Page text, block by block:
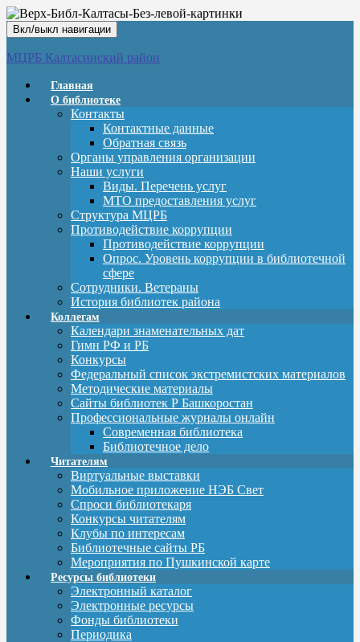
Вкл/выкл навигации
МЦРБ Калтасинский район
Главная
О библиотеке
Контакты
Контактные данные
Обратная связь
Органы управления организации
Наши услуги
Виды. Перечень услуг
МТО предоставления услуг
Структура МЦРБ
Противодействие коррупции
Противодействие коррупции
Опрос. Уровень коррупции в библиотечной
сфере
Сотрудники. Ветераны
История библиотек района
Коллегам
Календари знаменательных дат
Гимн РФ и РБ
Конкурсы
Федеральный список экстремистских материалов
Методические материалы
Сайты библиотек Р Башкоростан
Профессиональные журналы онлайн
Современная библиотека
Библиотечное дело
Читателям
Виртуальные выставки
Мобильное приложение НЭБ Свет
Спроси библиотекаря
Конкурсы читателям
Клубы по интересам
Библиотечные сайты РБ
Мероприятия по Пушкинской карте
Ресурсы библиотеки
Электронный каталог
Электронные ресурсы
Фонды библиотеки
Периодика